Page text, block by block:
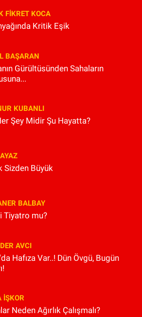
FIKRET KOCA
Kritik Eşik
BAŞARAN
Gürültüsünden Sahaların
KUBANLI
Şey Midir Şu Hayatta?
Sizden Büyük
BALBAY
Tiyatro mu?
AVCI
Hafıza Var..! Dün Övgü, Bugün
İŞKOR
Neden Ağırlık Çalışmalı?